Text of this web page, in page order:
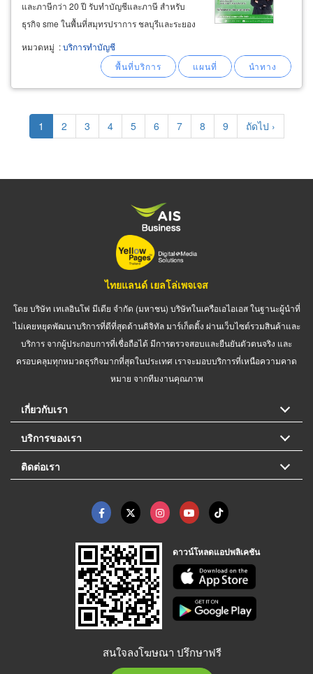
และภาษีกว่า 20 ปี รับทำบัญชีและภาษี สำหรับ
ธุรกิจ sme ในพื้นที่สมุทรปราการ ชลบุรีและระยอง
ในค่าบริการเบาๆ ที่เอื้อมถึง จับต้องได้ไม่สร้าง
ภาระเพิ่ม ให้คำปรึกษาธุรกิจ sme จัดการด้านบัญชี
และยื่นภาษีรายเดือนอย่างถูกต้อง
หมวดหมู่ :บริการทำบัญชี
Pagination
Current
page
1 Page
2 Page
3 Page
4 Page
5 Page
6 Page
7 Page
8 Page
9
Next
page
ถัดไป ›
ไทยแลนด์ เยลโล่เพจเจส
โดย บริษัท เทเลอินโฟ มีเดีย จำกัด (มหาชน) บริษัทในเครือเอไอเอส ในฐานะผู้นำที่
ไม่เคยหยุดพัฒนาบริการที่ดีที่สุดด้านดิจิทัล มาร์เก็ตติ้ง ผ่านเว็บไซต์รวมสินค้าและ
บริการ จากผู้ประกอบการที่เชื่อถือได้ มีการตรวจสอบและยืนยันตัวตนจริง และ
ครอบคลุมทุกหมวดธุรกิจมากที่สุดในประเทศ เราจะมอบบริการที่เหนือความคาด
หมาย จากทีมงานคุณภาพ
เกี่ยวกับเรา
บริการของเรา
ติดต่อเรา
ดาวน์โหลดแอปพลิเคชัน
สนใจลงโฆษณา ปรึกษาฟรี